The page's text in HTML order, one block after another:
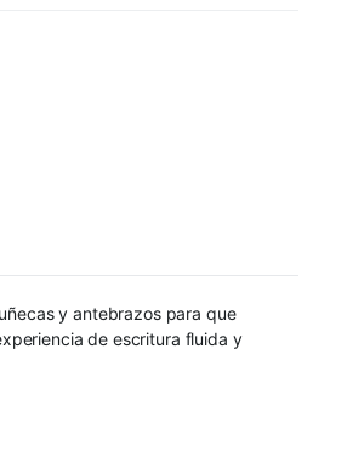
y antebrazos para que
de escritura fluida y